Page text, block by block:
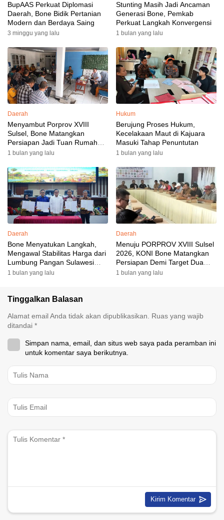
BupAAS Perkuat Diplomasi
Daerah, Bone Bidik Pertanian
Modern dan Berdaya Saing
3 minggu yang lalu
Stunting Masih Jadi Ancaman
Generasi Bone, Pemkab
Perkuat Langkah Konvergensi
1 bulan yang lalu
Daerah
Menyambut Porprov XVIII
Sulsel, Bone Matangkan
Persiapan Jadi Tuan Rumah
yang Berkesan: Wakil Bupati
Targetkan Venue dan
Akomodasi Rampung
1 bulan yang lalu
Hukum
Berujung Proses Hukum,
Kecelakaan Maut di Kajuara
Masuki Tahap Penuntutan
1 bulan yang lalu
Daerah
Bone Menyatukan Langkah,
Mengawal Stabilitas Harga dari
Lumbung Pangan Sulawesi
Selatan
1 bulan yang lalu
Daerah
Menuju PORPROV XVIII Sulsel
2026, KONI Bone Matangkan
Persiapan Demi Target Dua
Besar
1 bulan yang lalu
Tinggalkan Balasan
Alamat email Anda tidak akan dipublikasikan. Ruas yang wajib
ditandai *
Simpan nama, email, dan situs web saya pada peramban ini
untuk komentar saya berikutnya.